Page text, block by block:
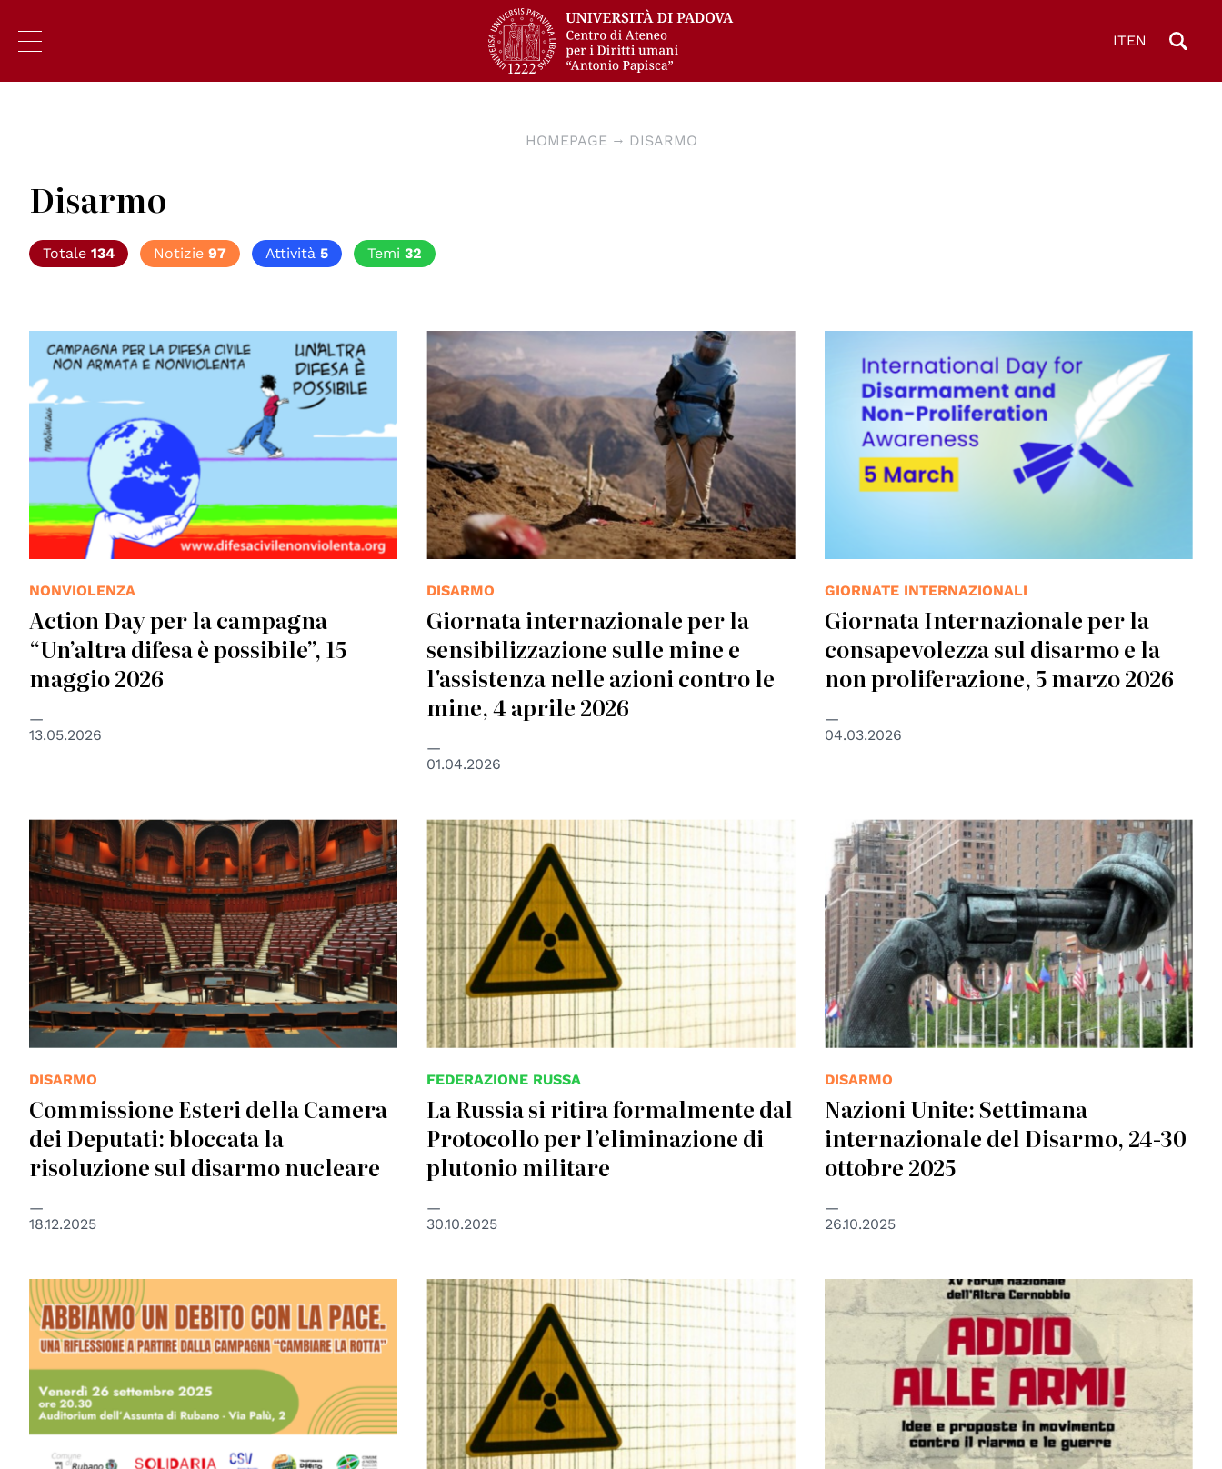
ITEN
HOMEPAGE DISARMO
Disarmo
Totale 134 Notizie 97 Attività 5 Temi 32
© Mauro Biani 2026
NONVIOLENZA
Action Day per la campagna
“Un’altra difesa è possibile”, 15
maggio 2026
13.05.2026
DISARMO
Giornata internazionale per la
sensibilizzazione sulle mine e
l'assistenza nelle azioni contro le
mine, 4 aprile 2026
01.04.2026
GIORNATE INTERNAZIONALI
Giornata Internazionale per la
consapevolezza sul disarmo e la
non proliferazione, 5 marzo 2026
04.03.2026
© Parlamento Italiano
DISARMO
Commissione Esteri della Camera
dei Deputati: bloccata la
risoluzione sul disarmo nucleare
18.12.2025
© Cornelius Bartke
FEDERAZIONE RUSSA
La Russia si ritira formalmente dal
Protocollo per l’eliminazione di
plutonio militare
30.10.2025
© Carl Fredrik Reuterswar
DISARMO
Nazioni Unite: Settimana
internazionale del Disarmo, 24-30
ottobre 2025
26.10.2025
© Cornelius Bartke